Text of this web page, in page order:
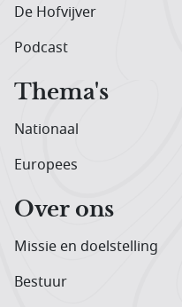
De Hofvijver
Podcast
Thema's
Nationaal
Europees
Over ons
Missie en doelstelling
Bestuur